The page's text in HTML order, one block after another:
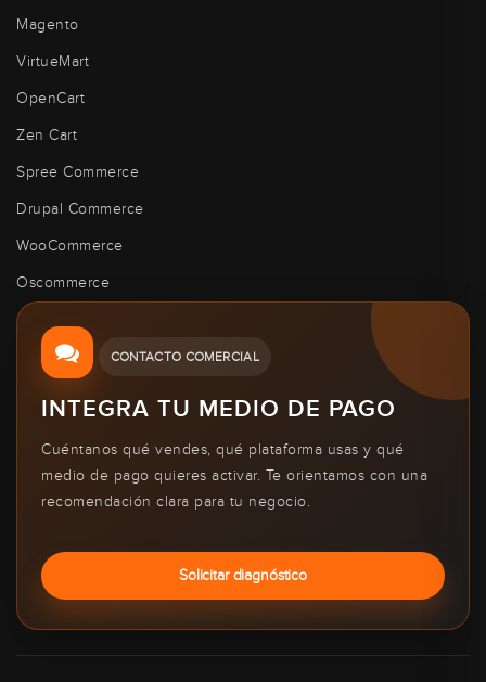
Magento
VirtueMart
OpenCart
Zen Cart
Spree Commerce
Drupal Commerce
WooCommerce
Oscommerce
CONTACTO COMERCIAL
INTEGRA TU MEDIO DE PAGO
Cuéntanos qué vendes, qué plataforma usas y qué
medio de pago quieres activar. Te orientamos con una
recomendación clara para tu negocio.
Solicitar diagnóstico